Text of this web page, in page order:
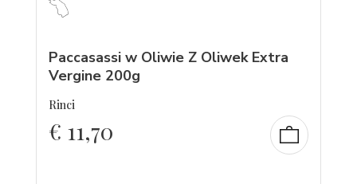
Paccasassi w Oliwie Z Oliwek Extra
Vergine 200g
Rinci
€ 11,70